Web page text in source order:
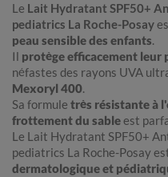
Le Lait Hydratant SPF50+
pediatrics La Roche-Posay
peau sensible des enfants.
Il protège efficacement leur
néfastes des rayons UVA
Mexoryl 400.
Sa formule très résistante à
frottement du sableest
Le Lait Hydratant SPF50+
pediatrics La Roche-Posay
dermatologique et